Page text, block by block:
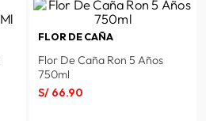
FLOR DE CAÑA
Flor De Caña Ron 5 Años
750ml
S/ 66.90